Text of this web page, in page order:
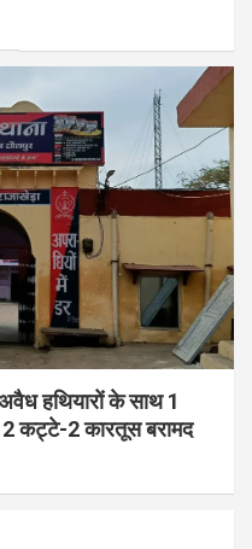
हथियारों के साथ 1
2 कट्टे-2 कारतूस बरामद